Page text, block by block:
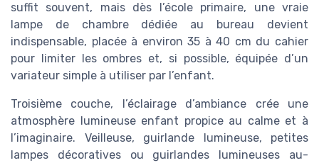
suffit souvent, mais dès l’école primaire, une vraie
lampe de chambre dédiée au bureau devient
indispensable, placée à environ 35 à 40 cm du cahier
pour limiter les ombres et, si possible, équipée d’un
variateur simple à utiliser par l’enfant.
Troisième couche, l’éclairage d’ambiance crée une
atmosphère lumineuse enfant propice au calme et à
l’imaginaire. Veilleuse, guirlande lumineuse, petites
lampes décoratives ou guirlandes lumineuses au-